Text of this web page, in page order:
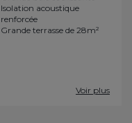
Isolation acoustique
renforcée
Grande terrasse de 28m²
Voir plus